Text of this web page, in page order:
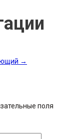
→
поля